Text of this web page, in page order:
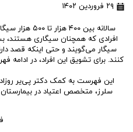
۲۹ فروردین ۱۴۰۲
سالانه بین
افرادی که همچنان سیگاری هستند،
سیگار می‌گویند و حتی اینکه قصد
کنند. برای تشویق این افراد، در ادامه
این فهرست به کمک دکتر پی‌یر
سلرز، متخصص اعتیاد در